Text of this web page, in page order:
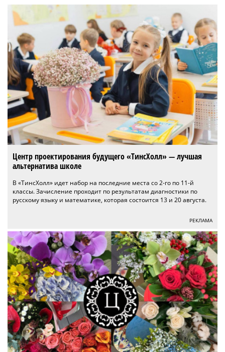
Центр проектирования будущего «ТинсХолл» — лучшая
альтернатива школе
В «ТинсХолл» идет набор на последние места со 2-го по 11-й
классы. Зачисление проходит по результатам диагностики по
русскому языку и математике, которая состоится 13 и 20 августа.
РЕКЛАМА